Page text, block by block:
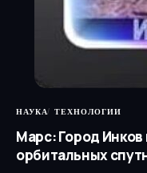
НАУКА ТЕХНОЛОГИИ
Марс: Город Инков
орбитальных